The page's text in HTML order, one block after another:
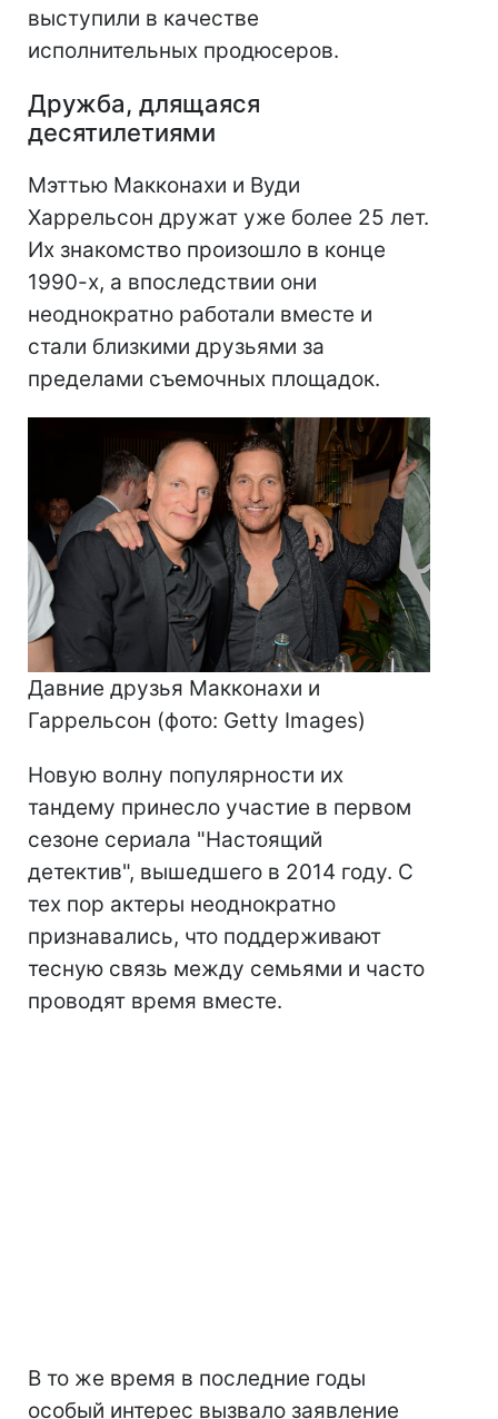
выступили в качестве
исполнительных продюсеров.
Дружба, длящаяся
десятилетиями
Мэттью Макконахи и Вуди
Харрельсон дружат уже более 25 лет.
Их знакомство произошло в конце
1990-х, а впоследствии они
неоднократно работали вместе и
стали близкими друзьями за
пределами съемочных площадок.
Давние друзья Макконахи и
Гаррельсон (фото: Getty Images)
Новую волну популярности их
тандему принесло участие в первом
сезоне сериала "Настоящий
детектив", вышедшего в 2014 году. С
тех пор актеры неоднократно
признавались, что поддерживают
тесную связь между семьями и часто
проводят время вместе.
В то же время в последние годы
особый интерес вызвало заявление